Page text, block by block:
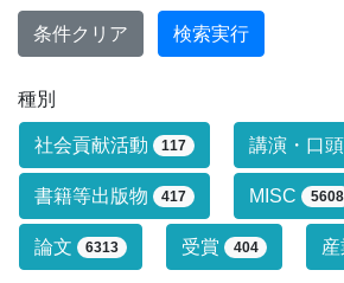
条件クリア 検索実行
種別
研究業績タイプによる絞
社会貢献活動 117 講演・口
書籍等出版物 417 MISC 5608
論文 6313 受賞 404